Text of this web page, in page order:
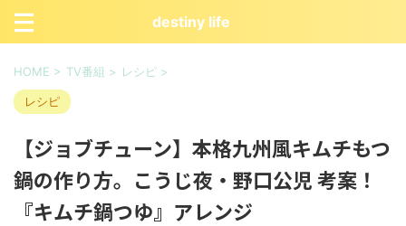
destiny life
HOME > TV番組 > レシピ >
レシピ
【ジョブチューン】本格九州風キムチもつ
鍋の作り方。こうじ夜・野口公児 考案！
『キムチ鍋つゆ』アレンジ